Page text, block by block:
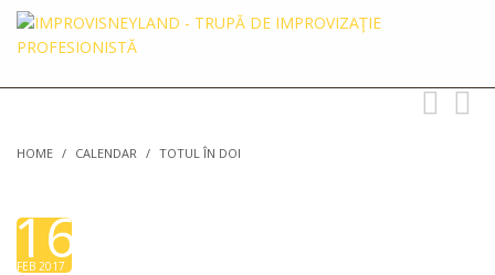
Toggle
navigation
HOME / CALENDAR / TOTUL ÎN DOI
16
FEB 2017